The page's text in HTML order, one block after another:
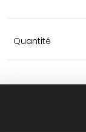
Quantité